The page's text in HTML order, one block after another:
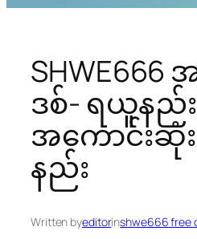
ဒစ်- ရယူနည်
အကောင်းဆုံ
နည်း
Written byeditorinshwe666 free